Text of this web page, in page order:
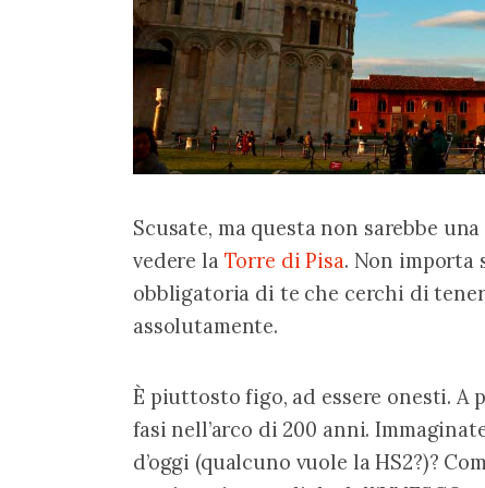
Scusate, ma questa non sarebbe
vedere la Torre di Pisa. Non importa
obbligatoria di te che cerchi di
assolutamente.
È piuttosto figo, ad essere onesti. A
fasi nell’arco di 200 anni.
d’oggi (qualcuno vuole la HS2?)?